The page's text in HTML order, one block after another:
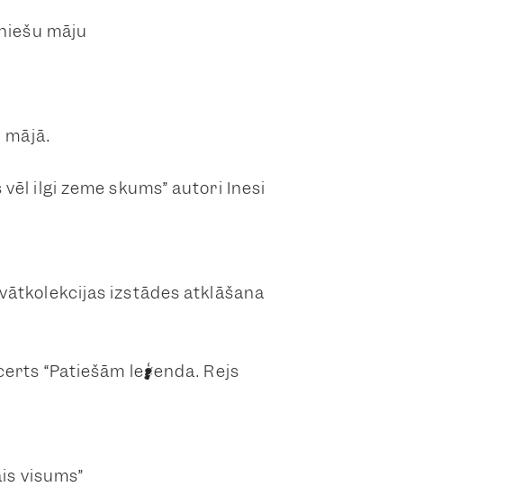
māju
ilgi zeme skums” autori Inesi
izstādes atklāšana
“Patiešām leģenda. Rejs
visums”